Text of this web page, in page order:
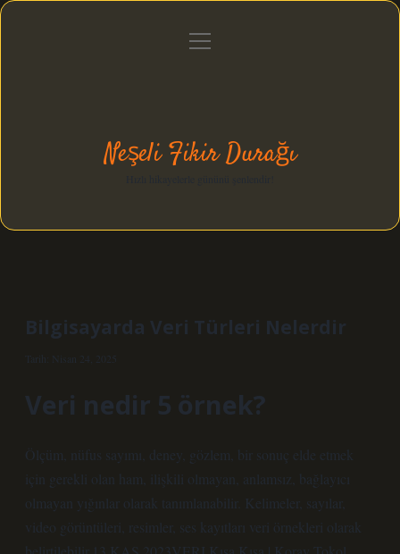
Gizlilik Politikası
menüyü
Neşeli Fikir Durağı
Bilgisayarda Veri Türleri Nelerdir
Tarih: Nisan 24, 2025
Veri nedir 5 örnek?
Ölçüm, nüfus sayımı, deney, gözlem, bir sonuç elde etmek
için gerekli olan ham, ilişkili olmayan, anlamsız, bağlayıcı
olmayan yığınlar olarak tanımlanabilir. Kelimeler, sayılar,
video görüntüleri, resimler, ses kayıtları veri örnekleri olarak